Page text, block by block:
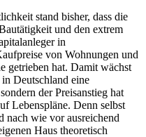
stand bisher, dass die
und den extrem
in
von Wohnungen und
getrieben hat. Damit wächst
Deutschland eine
der Preisanstieg hat
Lebenspläne. Denn selbst
nach wie vor ausreichend
Haus theoretisch